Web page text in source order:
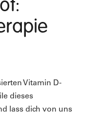
Vitamin D-
dieses
lass dich von uns